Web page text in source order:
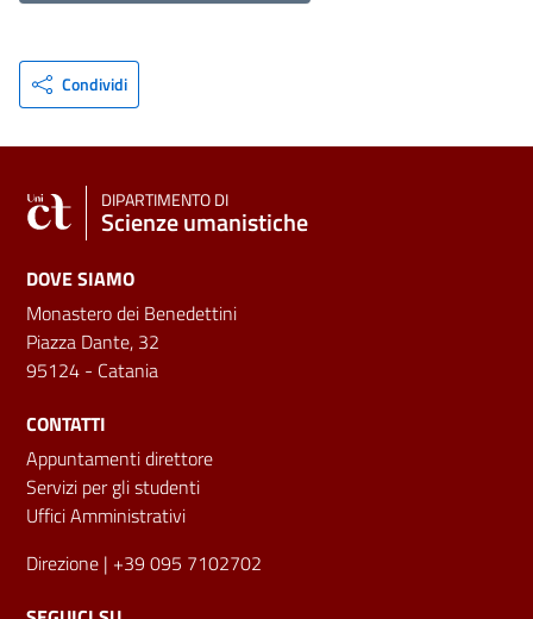
Condividi
DIPARTIMENTO DI
Scienze umanistiche
DOVE SIAMO
Monastero dei Benedettini
Piazza Dante, 32
95124 - Catania
CONTATTI
Appuntamenti direttore
Servizi per gli studenti
Uffici Amministrativi
Direzione | +39 095 7102702